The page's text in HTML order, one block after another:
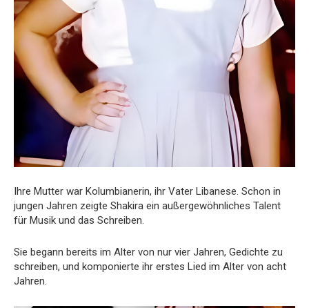
Ihre Mutter war Kolumbianerin, ihr Vater Libanese. Schon in
jungen Jahren zeigte Shakira ein außergewöhnliches Talent
für Musik und das Schreiben.
Sie begann bereits im Alter von nur vier Jahren, Gedichte zu
schreiben, und komponierte ihr erstes Lied im Alter von acht
Jahren.